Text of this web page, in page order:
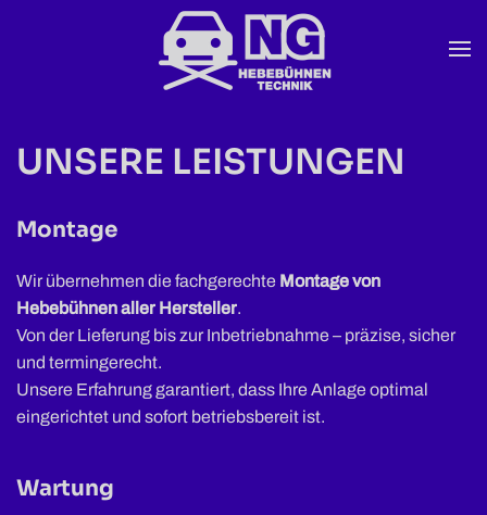
Zum Hauptinhalt springen
UNSERE LEISTUNGEN
Montage
Wir übernehmen die fachgerechte Montage von
Hebebühnen aller Hersteller.
Von der Lieferung bis zur Inbetriebnahme – präzise, sicher
und termingerecht.
Unsere Erfahrung garantiert, dass Ihre Anlage optimal
eingerichtet und sofort betriebsbereit ist.
Wartung